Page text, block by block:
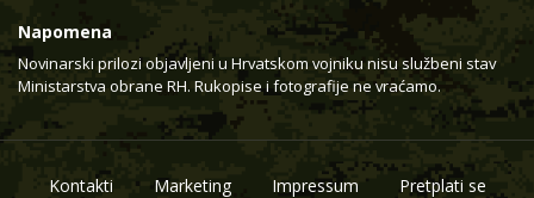
Napomena
Novinarski prilozi objavljeni u Hrvatskom vojniku nisu službeni stav
Ministarstva obrane RH. Rukopise i fotografije ne vraćamo.
Kontakti Marketing Impressum
Pretplati se